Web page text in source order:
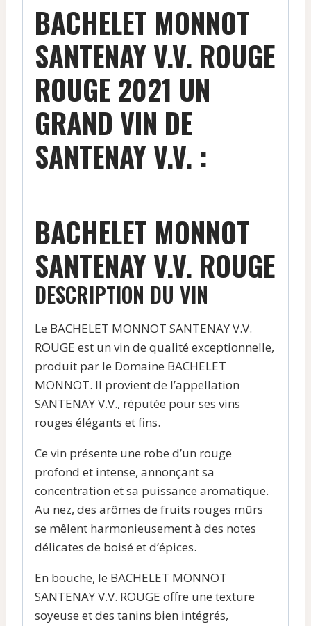
BACHELET MONNOT
SANTENAY V.V. ROUGE
ROUGE 2021 UN
GRAND VIN DE
SANTENAY V.V. :
BACHELET MONNOT
SANTENAY V.V. ROUGE
DESCRIPTION DU VIN
Le BACHELET MONNOT SANTENAY V.V.
ROUGE est un vin de qualité exceptionnelle,
produit par le Domaine BACHELET
MONNOT. Il provient de l’appellation
SANTENAY V.V., réputée pour ses vins
rouges élégants et fins.
Ce vin présente une robe d’un rouge
profond et intense, annonçant sa
concentration et sa puissance aromatique.
Au nez, des arômes de fruits rouges mûrs
se mêlent harmonieusement à des notes
délicates de boisé et d’épices.
En bouche, le BACHELET MONNOT
SANTENAY V.V. ROUGE offre une texture
soyeuse et des tanins bien intégrés,